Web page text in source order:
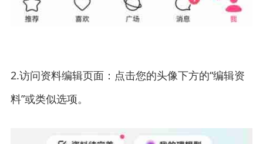
2.访问资料编辑页面：点击您的头像下方的“编辑资
料”或类似选项。